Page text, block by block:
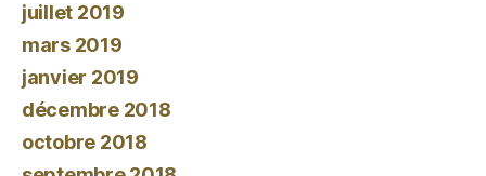
juillet 2019
mars 2019
janvier 2019
décembre 2018
octobre 2018